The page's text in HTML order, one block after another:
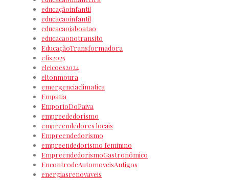
educaçãoinfantil
educacaoinfantil
educacaojaboatao
educacaonotransito
EducaçãoTransformadora
efis2025
eleicoes2024
eltonmoura
emergenciaclimatica
Empatia
EmporioDoPaiva
empreededorismo
empreendedores locais
Empreendedorismo
empreendedorismo feminino
EmpreendedorismoGastronômico
EncontrodeAutomoveisAntigos
energiasrenovaveis